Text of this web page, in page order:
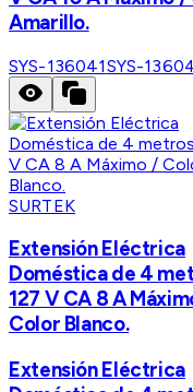
Amarillo.
SYS-136041SYS-
SURTEK
Extensión Eléctrica
Doméstica de 4
127 V CA 8 A
Color Blanco.
Extensión Eléctrica